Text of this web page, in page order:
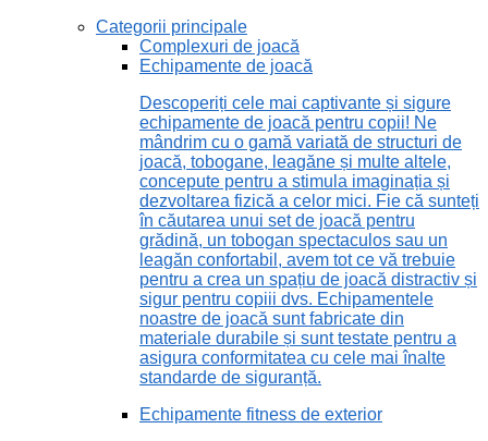
Categorii principale
Complexuri de joacă
Echipamente de joacă
Descoperiți cele mai captivante și sigure
echipamente de joacă pentru copii! Ne
mândrim cu o gamă variată de structuri de
joacă, tobogane, leagăne și multe altele,
concepute pentru a stimula imaginația și
dezvoltarea fizică a celor mici. Fie că sunteți
în căutarea unui set de joacă pentru
grădină, un tobogan spectaculos sau un
leagăn confortabil, avem tot ce vă trebuie
pentru a crea un spațiu de joacă distractiv și
sigur pentru copiii dvs. Echipamentele
noastre de joacă sunt fabricate din
materiale durabile și sunt testate pentru a
asigura conformitatea cu cele mai înalte
standarde de siguranță.
Echipamente fitness de exterior